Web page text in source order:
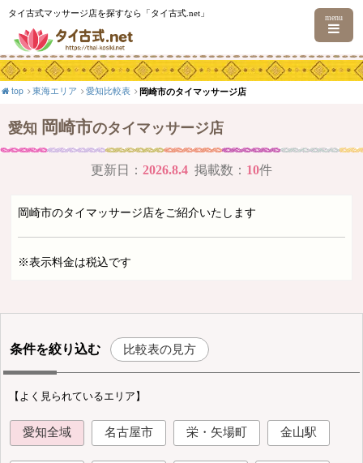
タイ古式マッサージ店を探すなら「タイ古式.net」 menu
top 東海エリア 愛知比較表 岡崎市のタイマッサージ店
愛知 岡崎市のタイマッサージ店
更新日： 2026.8.4 掲載数： 10件
岡崎市のタイマッサージ店をご紹介いたします
※表示料金は税込です
条件を絞り込む 比較表の見方
【よく見られているエリア】
愛知全域 名古屋市 栄・矢場町 金山駅